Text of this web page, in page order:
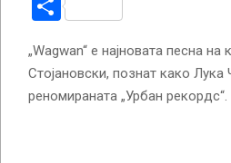
„Wagwan“ е најновата песна
Стојановски, познат како
реномираната „Урбан рекордс“.